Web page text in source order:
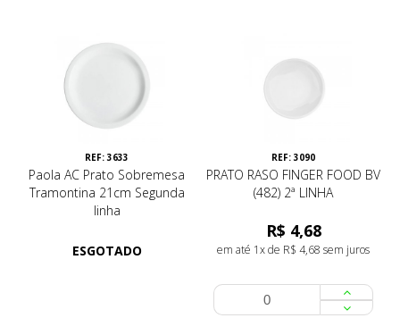
REF: 3633
Paola AC Prato Sobremesa
Tramontina 21cm Segunda
linha
ESGOTADO
REF: 3090
PRATO RASO FINGER FOOD BV
(482) 2ª LINHA
R$ 4,68
em até 1x de R$ 4,68 sem juros